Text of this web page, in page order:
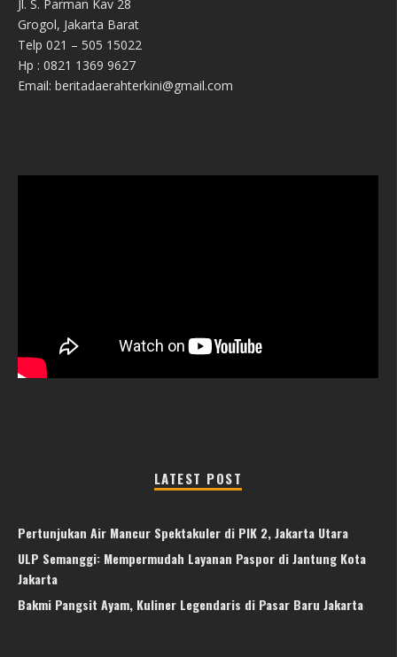
Jl. S. Parman Kav 28
Grogol, Jakarta Barat
Telp 021 – 505 15022
Hp : 0821 1369 9627
Email: beritadaerahterkini@gmail.com
LATEST POST
Pertunjukan Air Mancur Spektakuler di PIK 2, Jakarta Utara
ULP Semanggi: Mempermudah Layanan Paspor di Jantung Kota
Jakarta
Bakmi Pangsit Ayam, Kuliner Legendaris di Pasar Baru Jakarta